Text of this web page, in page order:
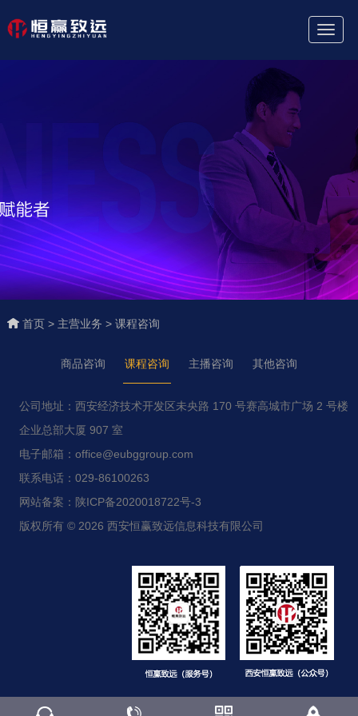
首页 > 主营业务 > 课程咨询
商品咨询 课程咨询 主播咨询 其他咨询
公司地址：西安经济技术开发区未央路 170 号赛高城市广场 2 号楼
企业总部大厦 907 室
电子邮箱：office@eubggroup.com
联系电话：029-86100263
网站备案：陕ICP备2020018722号-3
版权所有 © 2026 西安恒赢致远信息科技有限公司